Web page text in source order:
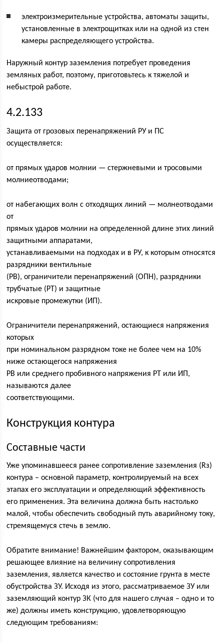
электроизмерительные устройства, автоматы защиты,
установленные в электрощитках или на одной из стен
камеры распределяющего устройства.
Наружный контур заземления потребует проведения
земляных работ, поэтому, приготовьтесь к тяжелой и
небыстрой работе.
4.2.133
Защита от грозовых перенапряжений РУ и ПС
осуществляется:
от прямых ударов молнии — стержневыми и тросовыми
молниеотводами;
от набегающих волн с отходящих линий — молнеотводами
от
прямых ударов молнии на определенной длине этих линий
защитными аппаратами,
устанавливаемыми на подходах и в РУ, к которым относятся
разрядники вентильные
(РВ), ограничители перенапряжений (ОПН), разрядники
трубчатые (РТ) и защитные
искровые промежутки (ИП).
Ограничители перенапряжений, остающиеся напряжения
которых
при номинальном разрядном токе не более чем на 10%
ниже остающегося напряжения
РВ или среднего пробивного напряжения РТ или ИП,
называются далее
соответствующими.
Конструкция контура
Составные части
Уже упоминавшееся ранее сопротивление заземления (Rз)
контура – основной параметр, контролируемый на всех
этапах его эксплуатации и определяющий эффективность
его применения. Эта величина должна быть настолько
малой, чтобы обеспечить свободный путь аварийному току,
стремящемуся стечь в землю.
Обратите внимание! Важнейшим фактором, оказывающим
решающее влияние на величину сопротивления
заземления, является качество и состояние грунта в месте
обустройства ЗУ. Исходя из этого, рассматриваемое ЗУ или
заземляющий контур ЗК (что для нашего случая – одно и то
же) должны иметь конструкцию, удовлетворяющую
следующим требованиям: